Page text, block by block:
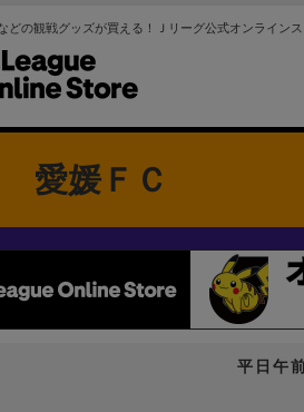
どの観戦グッズが買える！Ｊリーグ公式オンライン
愛媛ＦＣ
平日午